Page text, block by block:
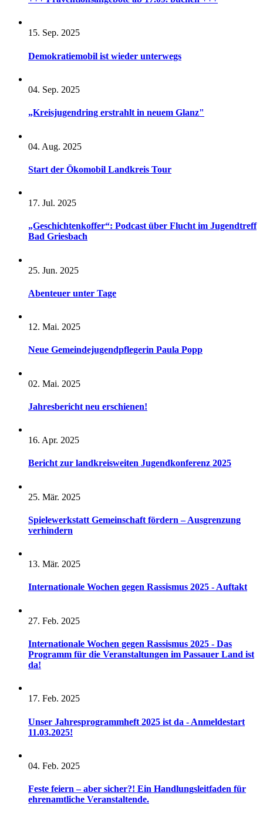
15. Sep. 2025
Demokratiemobil ist wieder unterwegs
04. Sep. 2025
„Kreisjugendring erstrahlt in neuem Glanz"
04. Aug. 2025
Start der Ökomobil Landkreis Tour
17. Jul. 2025
„Geschichtenkoffer“: Podcast über Flucht im Jugendtreff
Bad Griesbach
25. Jun. 2025
Abenteuer unter Tage
12. Mai. 2025
Neue Gemeindejugendpflegerin Paula Popp
02. Mai. 2025
Jahresbericht neu erschienen!
16. Apr. 2025
Bericht zur landkreisweiten Jugendkonferenz 2025
25. Mär. 2025
Spielewerkstatt Gemeinschaft fördern – Ausgrenzung
verhindern
13. Mär. 2025
Internationale Wochen gegen Rassismus 2025 - Auftakt
27. Feb. 2025
Internationale Wochen gegen Rassismus 2025 - Das
Programm für die Veranstaltungen im Passauer Land ist
da!
17. Feb. 2025
Unser Jahresprogrammheft 2025 ist da - Anmeldestart
11.03.2025!
04. Feb. 2025
Feste feiern – aber sicher?! Ein Handlungsleitfaden für
ehrenamtliche Veranstaltende.